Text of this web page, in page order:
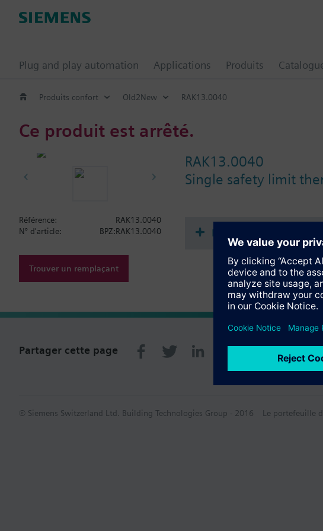
Plug and play automation Applications Produits
Produits confort Old2New RAK13.0040
Ce produit est arrêté.
RAK13.0040
Single safety limit
Référence:
RAK13.0040
N° d'article:
BPZ:RAK13.0040
Trouver un remplaçant
Documentation
Partager cette page
© Siemens Switzerland Ltd. Building Technologies Group - 2016 Le portefeuille